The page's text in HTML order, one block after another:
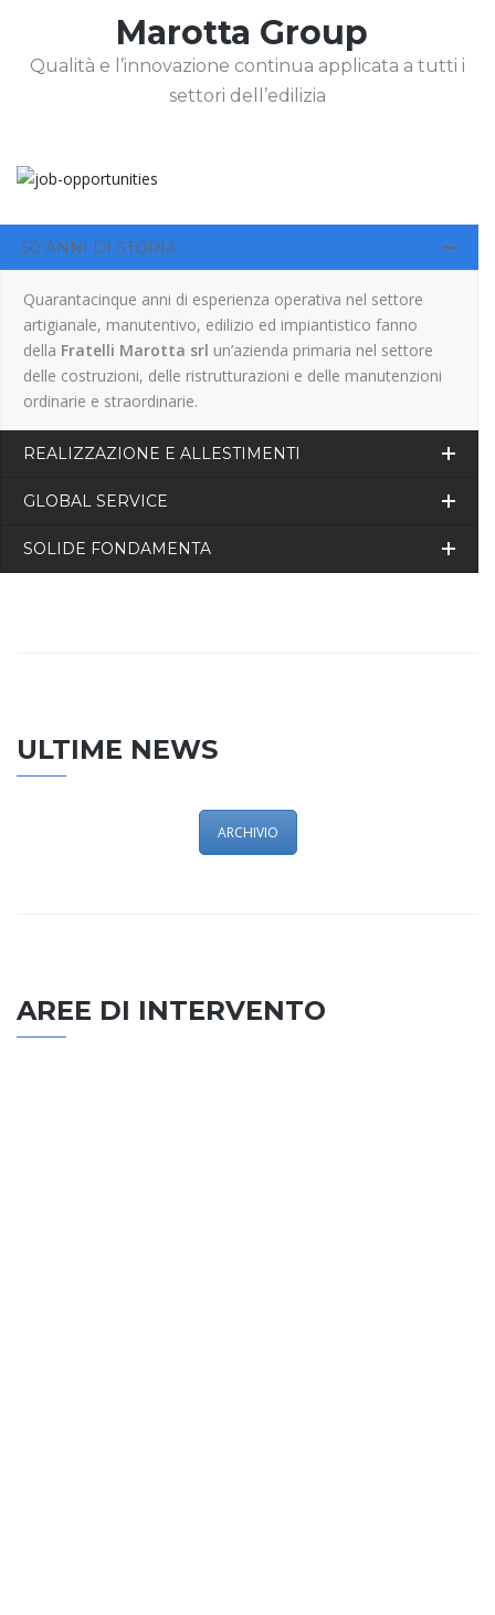
Marotta Group
Qualità e l’innovazione continua applicata a tutti i
settori dell’edilizia
50 ANNI DI STORIA
Quarantacinque anni di esperienza operativa nel settore
artigianale, manutentivo, edilizio ed impiantistico fanno
della Fratelli Marotta srl un’azienda primaria nel settore
delle costruzioni, delle ristrutturazioni e delle manutenzioni
ordinarie e straordinarie.
REALIZZAZIONE E ALLESTIMENTI
GLOBAL SERVICE
SOLIDE FONDAMENTA
ULTIME NEWS
ARCHIVIO
AREE DI INTERVENTO